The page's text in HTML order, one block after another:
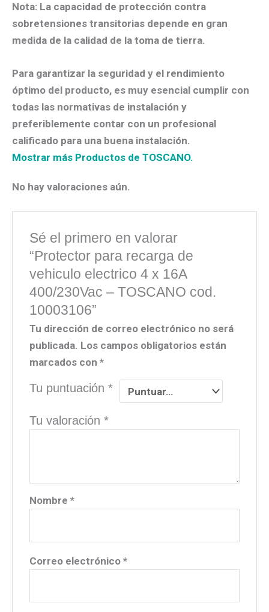
Nota: La capacidad de protección contra
sobretensiones transitorias depende en gran
medida de la calidad de la toma de tierra.
Para garantizar la seguridad y el rendimiento
óptimo del producto, es muy esencial cumplir con
todas las normativas de instalación y
preferiblemente contar con un profesional
calificado para una buena instalación.
Mostrar más Productos de TOSCANO.
No hay valoraciones aún.
Sé el primero en valorar
“Protector para recarga de
vehiculo electrico 4 x 16A
400/230Vac – TOSCANO cod.
10003106”
Tu dirección de correo electrónico no será
publicada. Los campos obligatorios están
marcados con*
Tu puntuación*
Tu valoración*
Nombre*
Correo electrónico*